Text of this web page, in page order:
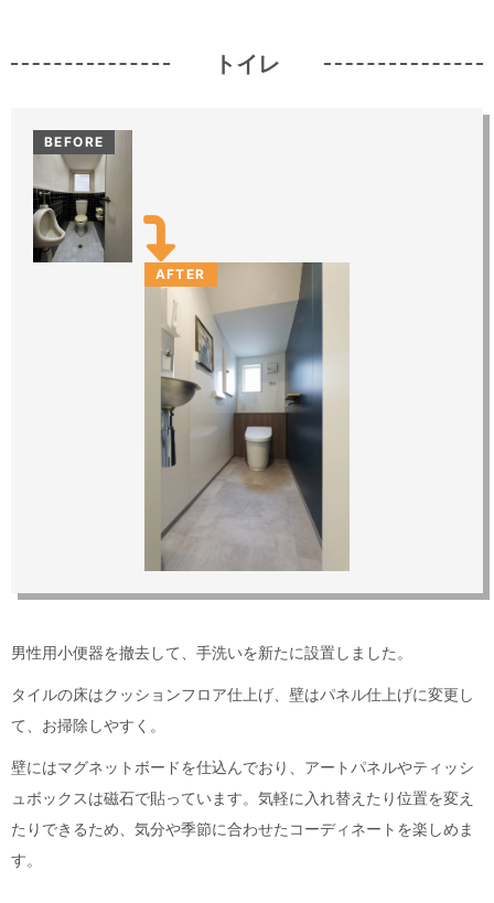
トイレ
BEFORE
AFTER
男性用小便器を撤去して、手洗いを新たに設置しました。
タイルの床はクッションフロア仕上げ、壁はパネル仕上げに変更し
て、お掃除しやすく。
壁にはマグネットボードを仕込んでおり、アートパネルやティッシ
ュボックスは磁石で貼っています。気軽に入れ替えたり位置を変え
たりできるため、気分や季節に合わせたコーディネートを楽しめま
す。